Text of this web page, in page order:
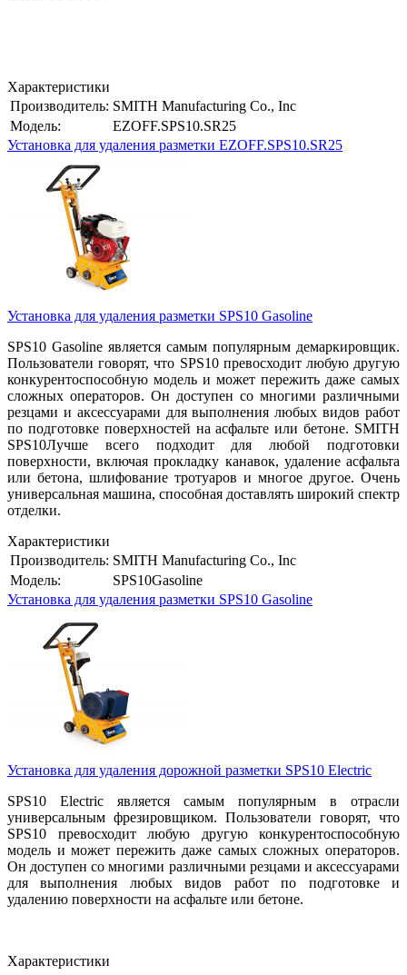
Характеристики
Производитель: SMITH Manufacturing Co., Inc
Модель:
EZOFF.SPS10.SR25
Установка для удаления разметки EZOFF.SPS10.SR25
Установка для удаления разметки SPS10 Gasoline
SPS10 Gasoline является самым популярным демаркировщик.
Пользователи говорят, что SPS10 превосходит любую другую
конкурентоспособную модель и может пережить даже самых
сложных операторов. Он доступен со многими различными
резцами и аксессуарами для выполнения любых видов работ
по подготовке поверхностей на асфальте или бетоне. SMITH
SPS10Лучше всего подходит для любой подготовки
поверхности, включая прокладку канавок, удаление асфальта
или бетона, шлифование тротуаров и многое другое. Очень
универсальная машина, способная доставлять широкий спектр
отделки.
Характеристики
Производитель: SMITH Manufacturing Co., Inc
Модель:
SPS10Gasoline
Установка для удаления разметки SPS10 Gasoline
Установка для удаления дорожной разметки SPS10 Electric
SPS10 Electric является самым популярным в отрасли
универсальным фрезировщиком. Пользователи говорят, что
SPS10 превосходит любую другую конкурентоспособную
модель и может пережить даже самых сложных операторов.
Он доступен со многими различными резцами и аксессуарами
для выполнения любых видов работ по подготовке и
удалению поверхности на асфальте или бетоне.
Характеристики